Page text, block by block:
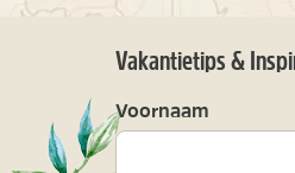
Vakantietips &
Voornaam